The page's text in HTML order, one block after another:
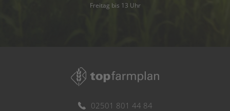
Freitag bis 13 Uhr
02501 801 44 84